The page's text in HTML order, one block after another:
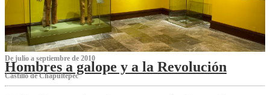
De julio a septiembre de 2010
Hombres a galope y a la Revolución
Castillo de Chapultepec